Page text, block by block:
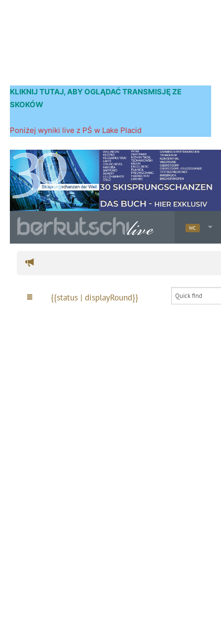
KLIKNIJ TUTAJ, ABY OGLĄDAĆ TRANSMISJĘ ZE
SKOKÓW
Poniżej wyniki live z PŚ w Lake Placid